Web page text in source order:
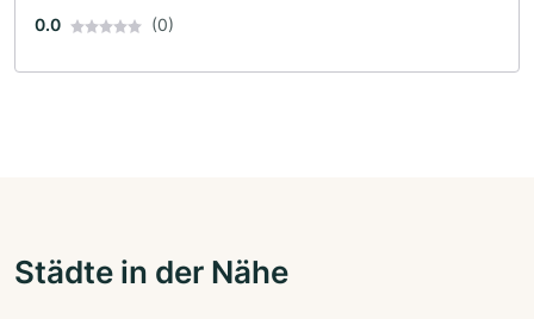
0.0 (0)
Städte in der Nähe